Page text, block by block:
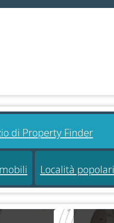
di Property Finder
Località popolari